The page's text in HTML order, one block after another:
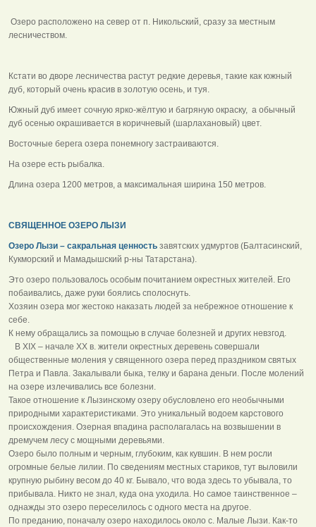
Озеро расположено на север от п. Никольский, сразу за местным
лесничеством.
Кстати во дворе лесничества растут редкие деревья, такие как южный
дуб, который очень красив в золотую осень, и туя.
Южный дуб имеет сочную ярко-жёлтую и багряную окраску, а обычный
дуб осенью окрашивается в коричневый (шарлахановый) цвет.
Восточные берега озера понемногу застраиваются.
На озере есть рыбалка.
Длина озера 1200 метров, а максимальная ширина 150 метров.
СВЯЩЕННОЕ ОЗЕРО ЛЫЗИ
Озеро Лызи – сакральная ценность завятских удмуртов (Балтасинский,
Кукморский и Мамадышский р-ны Татарстана).
Это озеро пользовалось особым почитанием окрестных жителей. Его
побаивались, даже руки боялись сполоснуть.
Хозяин озера мог жестоко наказать людей за небрежное отношение к
себе.
К нему обращались за помощью в случае болезней и других невзгод.
В XIX – начале XX в. жители окрестных деревень совершали
общественные моления у священного озера перед праздником святых
Петра и Павла. Закалывали быка, телку и барана деньги. После молений
на озере излечивались все болезни.
Такое отношение к Лызинскому озеру обусловлено его необычными
природными характеристиками. Это уникальный водоем карстового
происхождения. Озерная впадина располагалась на возвышении в
дремучем лесу с мощными деревьями.
Озеро было полным и черным, глубоким, как кувшин. В нем росли
огромные белые лилии. По сведениям местных стариков, тут выловили
крупную рыбину весом до 40 кг. Бывало, что вода здесь то убывала, то
прибывала. Никто не знал, куда она уходила. Но самое таинственное –
однажды это озеро переселилось с одного места на другое.
По преданию, поначалу озеро находилось около с. Малые Лызи. Как-то